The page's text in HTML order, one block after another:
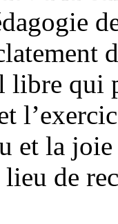
libre qui
et la
lieu de